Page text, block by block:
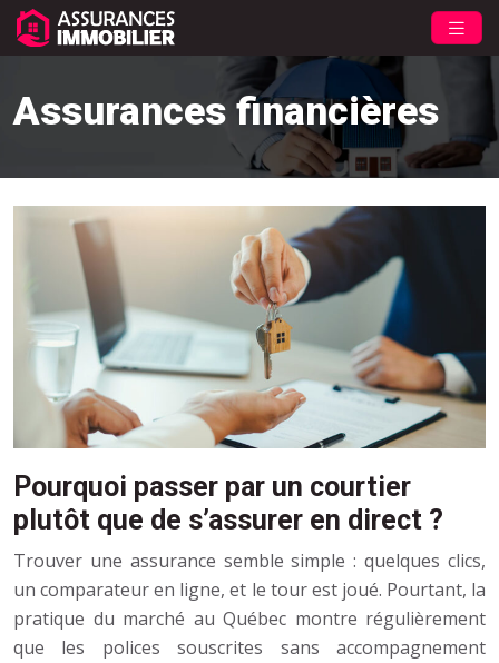
Assurances financières
Pourquoi passer par un courtier
plutôt que de s’assurer en direct ?
Trouver une assurance semble simple : quelques clics,
un comparateur en ligne, et le tour est joué. Pourtant, la
pratique du marché au Québec montre régulièrement
que les polices souscrites sans accompagnement